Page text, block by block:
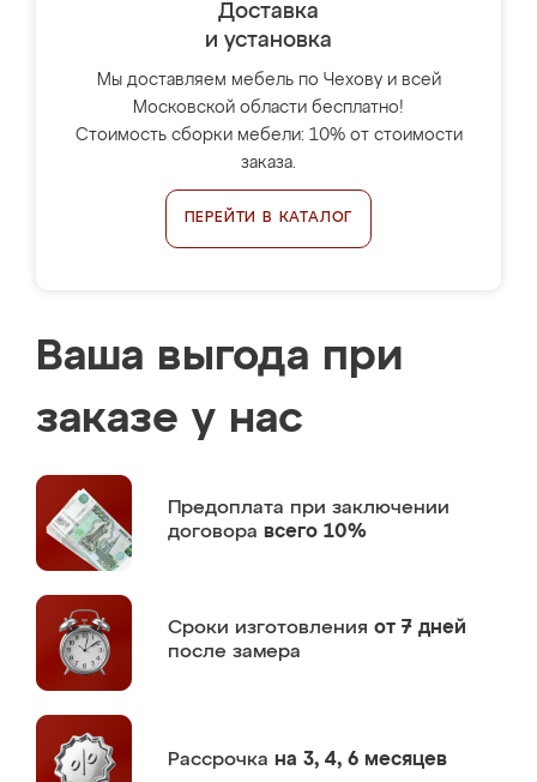
Доставка
и установка
Мы доставляем мебель по Чехову и всей
Московской области бесплатно!
Стоимость сборки мебели: 10% от стоимости
заказа.
ПЕРЕЙТИ В КАТАЛОГ
Ваша выгода при
заказе у нас
Предоплата при заключении
договора всего 10%
Сроки изготовления от 7 дней
после замера
Рассрочка на 3, 4, 6 месяцев